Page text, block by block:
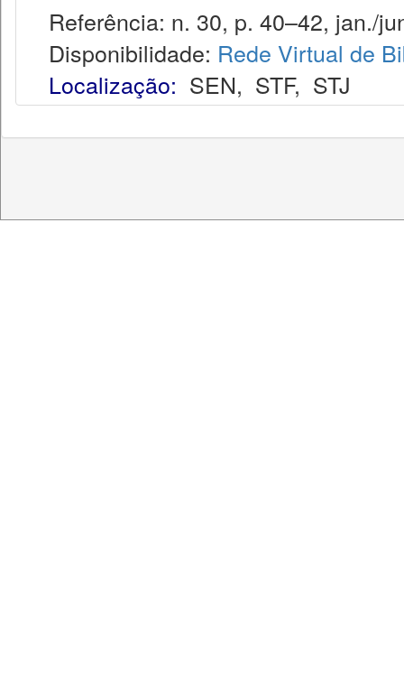
Referência: n. 30, p. 40–42, jan./
Disponibilidade: Rede Virtual de
Localização: SEN, STF, STJ